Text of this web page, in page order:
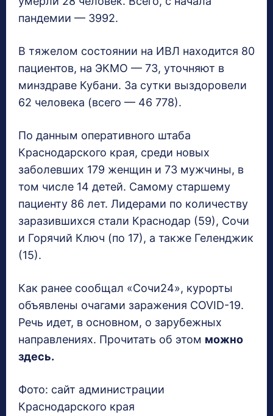
пандемии — 3992.
В тяжелом состоянии на ИВЛ находится 80
пациентов, на ЭКМО — 7З, уточняют в
минздраве Кубани. За сутки выздоровели
62 человека (всего — 46 778).
По данным оперативного штаба
Краснодарского края, среди новых
заболевших 179 женщин и 73 мужчины, в
том числе 14 детей. Самому старшему
пациенту 86 лет. Лидерами по количеству
заразившихся стали Краснодар (59), Сочи
и Горячий Ключ (по 17), а также Геленджик
(15).
Как ранее сообщал «Сочи24», курорты
объявлены очагами заражения COVID-19.
Речь идет, в основном, о зарубежных
направлениях. Прочитать об этом можно
здесь.
Фото: сайт администрации
Краснодарского края